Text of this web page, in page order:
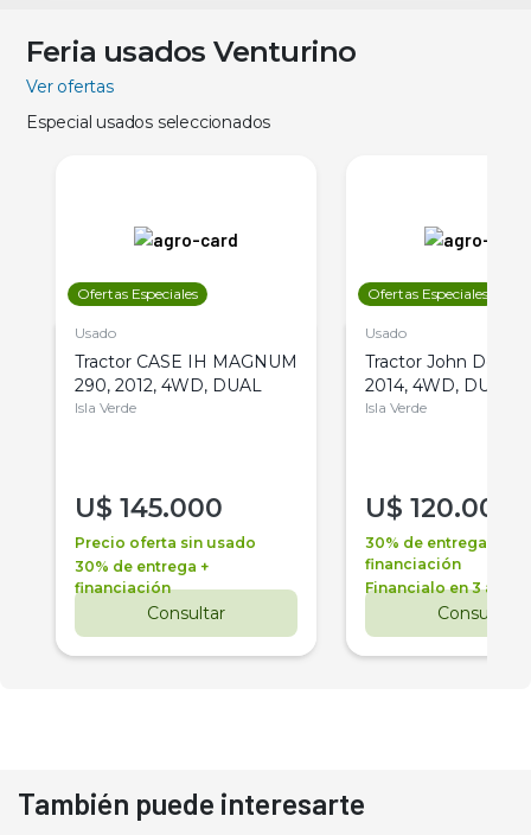
Feria usados Venturino
Ver ofertas
Especial usados seleccionados
Ofertas Especiales
Usado
Tractor CASE IH MAGNUM
290, 2012, 4WD, DUAL
Isla Verde
U$ 145.000
Precio oferta sin usado
30% de entrega +
financiación
Consultar
Ofertas Especiales
Usado
Tractor John Deere
2014, 4WD, DUAL
Isla Verde
U$ 120.000
30% de entrega +
financiación
Financialo en 3 años
Consultar
También puede interesarte